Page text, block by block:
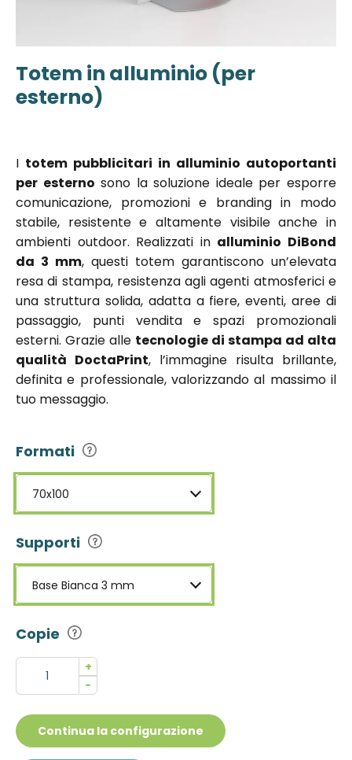
Totem in alluminio (per
esterno)
Vai
all'inizio
della
I totem pubblicitari in alluminio autoportanti
per esterno sono la soluzione ideale per esporre
comunicazione, promozioni e branding in modo
stabile, resistente e altamente visibile anche in
ambienti outdoor. Realizzati in alluminio DiBond
da 3 mm, questi totem garantiscono un’elevata
resa di stampa, resistenza agli agenti atmosferici e
una struttura solida, adatta a fiere, eventi, aree di
passaggio, punti vendita e spazi promozionali
esterni. Grazie alle tecnologie di stampa ad alta
qualità DoctaPrint, l’immagine risulta brillante,
definita e professionale, valorizzando al massimo il
tuo messaggio.
Formati
70x100
Supporti
Base Bianca 3 mm
Copie
+
-
Continua la configurazione